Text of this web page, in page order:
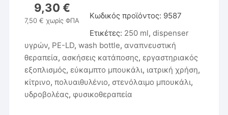
9,30 €
7,50€ χωρίς ΦΠΑ Κωδικός προϊόντος: 9587
Ετικέτες: 250 ml,dispenser
υγρών, PE-LD,wash bottle,αναπνευστική
θεραπεία,ασκήσεις κατάποσης, εργαστηριακός
εξοπλισμός, εύκαμπτο μπουκάλι, ιατρική χρήση,
κίτρινο,πολυαιθυλένιο, στενόλαιμο μπουκάλι,
υδροβολέας,φυσικοθεραπεία